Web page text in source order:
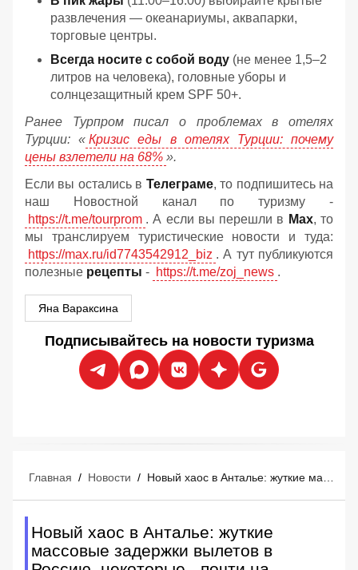
развлечения — океанариумы, аквапарки,
торговые центры.
Всегда носите с собой воду (не менее 1,5–2
литров на человека), головные уборы и
солнцезащитный крем SPF 50+.
Ранее Турпром писал о проблемах в отелях
Турции: « Кризис еды в отелях Турции: почему
цены взлетели на 68% ».
Если вы остались в Телеграме, то подпишитесь на
наш Новостной канал по туризму -
https://t.me/tourprom . А если вы перешли в Мах, то
мы транслируем туристические новости и туда:
https://max.ru/id7743542912_biz . А тут публикуются
полезные рецепты - https://t.me/zoj_news .
Яна Вараксина
Подписывайтесь на новости туризма
Главная / Новости / Новый хаос в Анталье: жуткие массовые задержки вылетов в Россию, некоторые - почти на 9 часов
Новый хаос в Анталье: жуткие
массовые задержки вылетов в